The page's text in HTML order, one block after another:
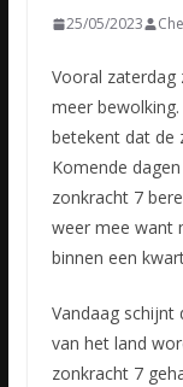
25/05/2023
Vooral zaterdag
meer
betekent dat de
Komende
zonkracht7
weer mee want
binnen een
Vandaag schijnt
van het land
zonkracht 7